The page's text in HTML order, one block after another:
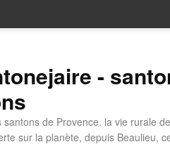
-
santons de Provence. la vie rurale
sur la planète, depuis Beaulieu,